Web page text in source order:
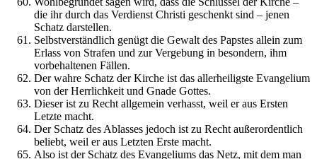
die ihr durch das Verdienst Christi geschenkt sind – jenen
Schatz darstellen.
Selbstverständlich genügt die Gewalt des Papstes allein zum
Erlass von Strafen und zur Vergebung in besondern, ihm
vorbehaltenen Fällen.
Der wahre Schatz der Kirche ist das allerheiligste Evangelium
von der Herrlichkeit und Gnade Gottes.
Dieser ist zu Recht allgemein verhasst, weil er aus Ersten
Letzte macht.
Der Schatz des Ablasses jedoch ist zu Recht außerordentlich
beliebt, weil er aus Letzten Erste macht.
Also ist der Schatz des Evangeliums das Netz, mit dem man